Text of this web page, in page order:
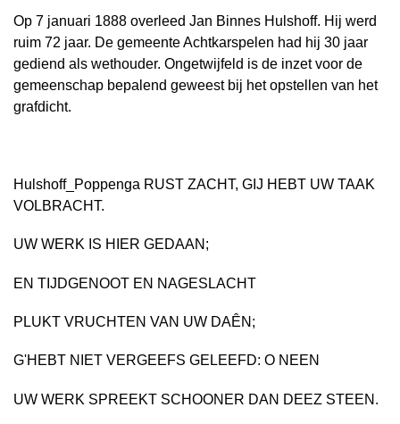
Op 7 januari 1888 overleed Jan Binnes Hulshoff. Hij werd
ruim 72 jaar. De gemeente Achtkarspelen had hij 30 jaar
gediend als wethouder. Ongetwijfeld is de inzet voor de
gemeenschap bepalend geweest bij het opstellen van het
grafdicht.
Hulshoff_Poppenga RUST ZACHT, GIJ HEBT UW TAAK
VOLBRACHT.
UW WERK IS HIER GEDAAN;
EN TIJDGENOOT EN NAGESLACHT
PLUKT VRUCHTEN VAN UW DAÊN;
G'HEBT NIET VERGEEFS GELEEFD: O NEEN
UW WERK SPREEKT SCHOONER DAN DEEZ STEEN.